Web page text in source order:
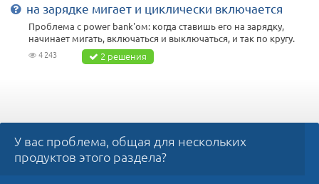
на зарядке мигает и циклически включается
Проблема с power bank'ом: когда ставишь его на зарядку,
начинает мигать, включаться и выключаться, и так по кругу.
4 243 2 решения
У вас проблема, общая для нескольких
продуктов этого раздела?